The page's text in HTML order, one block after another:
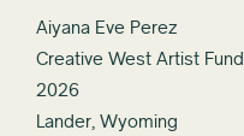
Aiyana Eve Perez
Creative West Artist Fund
2026
Lander, Wyoming